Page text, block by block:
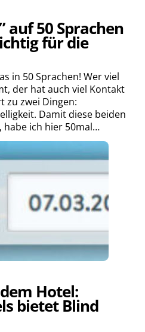
auf 50 Sprachen
für die
in 50 Sprachen! Wer viel
der hat auch viel Kontakt
zu zwei Dingen:
Damit diese beiden
habe ich hier 50mal…
Hotel:
bietet Blind